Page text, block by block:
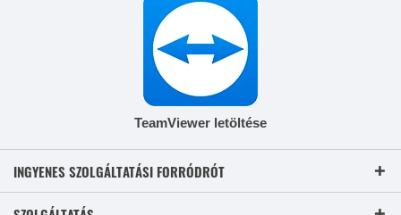
TeamViewer letöltése
INGYENES SZOLGÁLTATÁSI FORRÓDRÓT